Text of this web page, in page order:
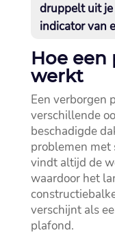
druppelt uit
indicator van
Hoe
werkt
Een verborgen
verschillende
beschadigde
problemen
vindt altijd de
waardoor het
verschijnt als
plafond.​